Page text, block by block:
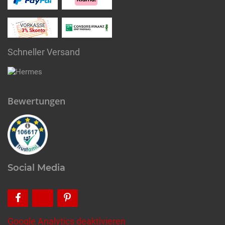
Schneller Versand
Bewertungen
Social Media
Google Analytics deaktivieren